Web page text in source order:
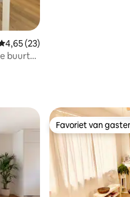
beoordeling van
4,65 (23)
buurt
Favoriet van
Favoriet van